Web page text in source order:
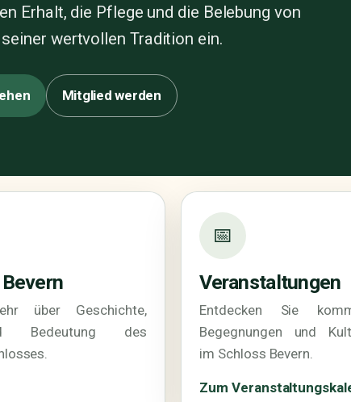
Erhalt, die Pflege und die Belebung von
wertvollen Tradition ein.
Mitglied werden
über Geschichte,
Bedeutung des
📅
Veranstaltungen
Entdecken Sie
Begegnungen und
im Schloss Bevern.
Zum